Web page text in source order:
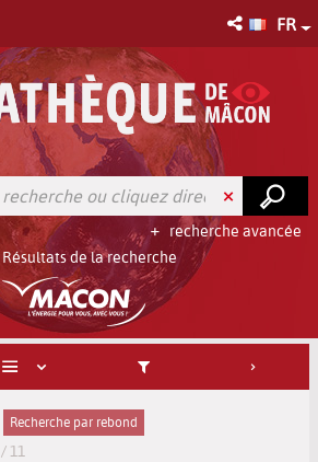
FR
recherche avancée
Résultats de la recherche
Recherche par rebond
/ 11